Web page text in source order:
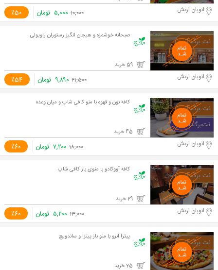
٪50 اتوبان ارتش ۱۰,۰۰۰ ۵,۰۰۰ تومان
صبحانه خوشمزه و هیجان انگیز رستوران راویولی
٪54 اتوبان ارتش ۲۱,۵۰۰ ۹,۸۹۰ تومان
کافه نون و قهوه با منو کافی شاپ و میان وعده
٪60 اتوبان ارتش ۱۸,۰۰۰ ۷,۲۰۰ تومان
کافه آووکادو با منوی باز کافی شاپ
٪60 اتوبان ارتش ۱۳,۰۰۰ ۵,۲۰۰ تومان
پیتزا انزو با منو باز پیتزا و ساندویچ